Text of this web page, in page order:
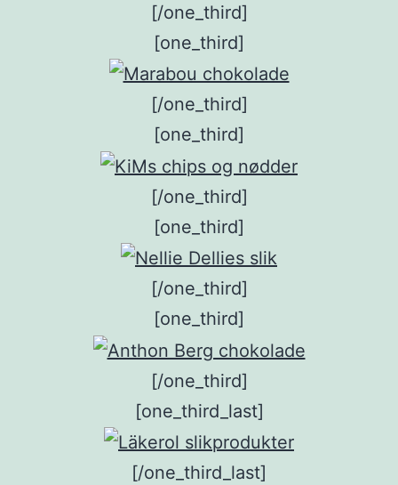
[/one_third]
[one_third]
[/one_third]
[one_third]
[/one_third]
[one_third]
[/one_third]
[one_third]
[/one_third]
[one_third_last]
[/one_third_last]